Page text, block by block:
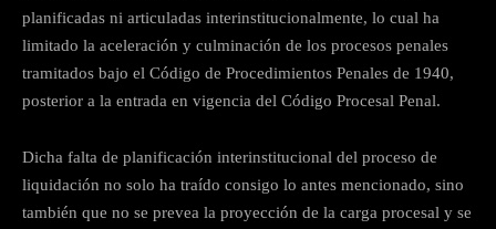
planificadas ni articuladas interinstitucionalmente, lo cual ha
limitado la aceleración y culminación de los procesos penales
tramitados bajo el Código de Procedimientos Penales de 1940,
posterior a la entrada en vigencia del Código Procesal Penal.
Dicha falta de planificación interinstitucional del proceso de
liquidación no solo ha traído consigo lo antes mencionado, sino
también que no se prevea la proyección de la carga procesal y se